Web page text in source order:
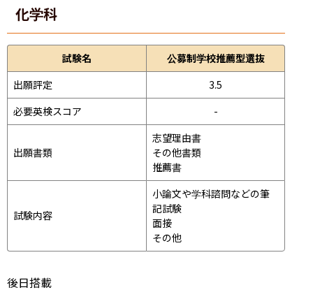
化学科
試験名
公募制学校推薦型選抜
出願評定
3.5
必要英検スコア
-
出願書類
志望理由書
その他書類
推薦書
試験内容
小論文や学科諮問などの筆
記試験
面接
その他
後日搭載